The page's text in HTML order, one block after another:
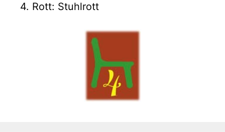
4. Rott: Stuhlrott